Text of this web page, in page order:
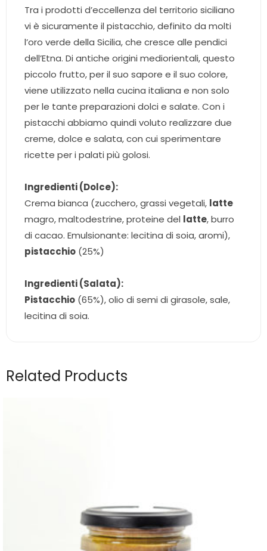
Tra i prodotti d’eccellenza del territorio siciliano
vi è sicuramente il pistacchio, definito da molti
l’oro verde della Sicilia, che cresce alle pendici
dell’Etna. Di antiche origini mediorientali, questo
piccolo frutto, per il suo sapore e il suo colore,
viene utilizzato nella cucina italiana e non solo
per le tante preparazioni dolci e salate. Con i
pistacchi abbiamo quindi voluto realizzare due
creme, dolce e salata, con cui sperimentare
ricette per i palati più golosi.
Ingredienti (Dolce):
Crema bianca (zucchero, grassi vegetali, latte
magro, maltodestrine, proteine del latte, burro
di cacao. Emulsionante: lecitina di soia, aromi),
pistacchio (25%)
Ingredienti (Salata):
Pistacchio (65%), olio di semi di girasole, sale,
lecitina di soia.
Related Products